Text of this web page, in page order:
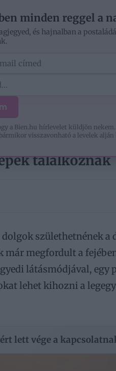
találkoznak
születhetnének a
megfordult a
látásmódjával, egy
lehet kihozni a
lett vége a
minden reggel a
és hajnalban a
a Bien.hu hírlevelet küldjön nekem.
visszavonható a levelek